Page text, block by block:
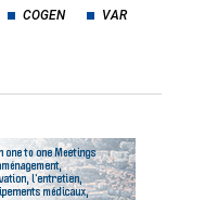
COGEN VAR